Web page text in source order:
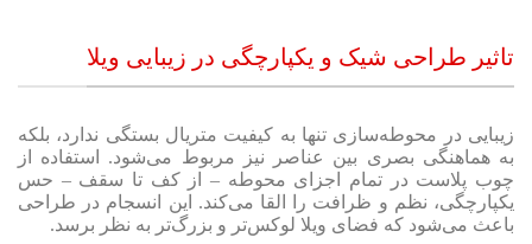
تاثیر طراحی شیک و یکپارچگی در زیبایی ویلا
زیبایی در محوطه‌سازی تنها به کیفیت متریال بستگی ندارد، بلکه
به هماهنگی بصری بین عناصر نیز مربوط می‌شود. استفاده از
چوب پلاست در تمام اجزای محوطه – از کف تا سقف – حس
یکپارچگی، نظم و ظرافت را القا می‌کند. این انسجام در طراحی
باعث می‌شود که فضای ویلا لوکس‌تر و بزرگ‌تر به نظر برسد.